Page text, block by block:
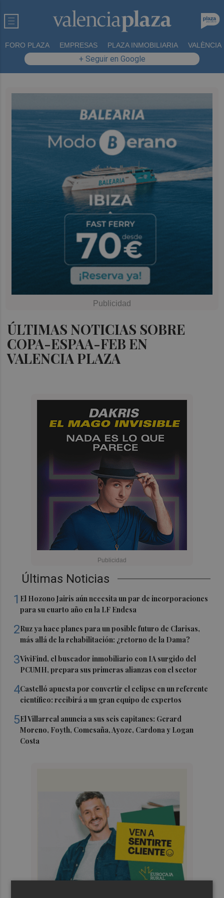
FORO PLAZA EMPRESAS PLAZA INMOBILIARIA VALÈNCIA
+ Seguir en Google
ÚLTIMAS NOTICIAS SOBRE
COPA-ESPAA-FEB EN
VALENCIA PLAZA
Últimas Noticias
1 El Hozono Jairis aún necesita un par de incorporaciones
para su cuarto año en la LF Endesa
2Ruz ya hace planes para un posible futuro de Clarisas,
más allá de la rehabilitación: ¿retorno de la Dama?
3ViviFind, el buscador inmobiliario con IA surgido del
PCUMH, prepara sus primeras alianzas con el sector
4Castelló apuesta por convertir el eclipse en un referente
científico: recibirá a un gran equipo de expertos
5El Villarreal anuncia a sus seis capitanes: Gerard
Moreno, Foyth, Comesaña, Ayoze, Cardona y Logan
Costa